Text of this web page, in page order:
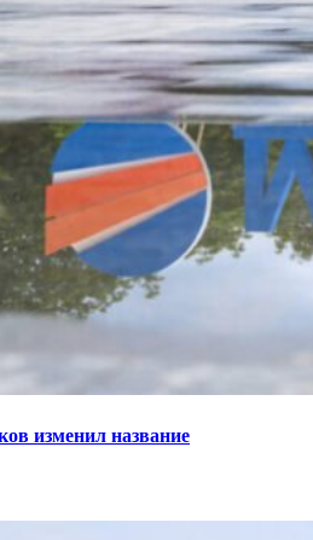
изменил название